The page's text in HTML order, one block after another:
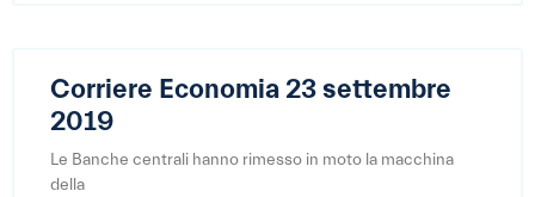
Corriere Economia 23 settembre
2019
Le Banche centrali hanno rimesso in moto la macchina
della